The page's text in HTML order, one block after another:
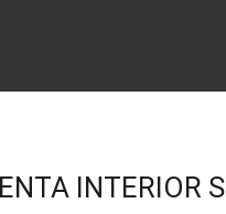
INTERIOR